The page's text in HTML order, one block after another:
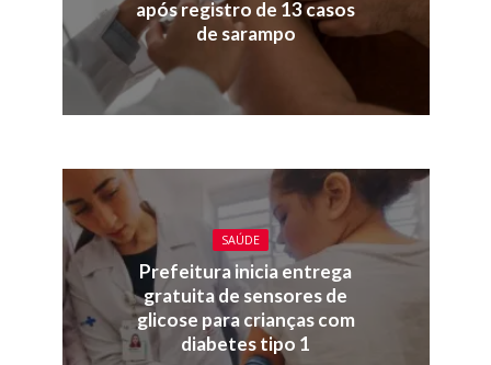
após registro de 13 casos
de sarampo
SAÚDE
Prefeitura inicia entrega
gratuita de sensores de
glicose para crianças com
diabetes tipo 1